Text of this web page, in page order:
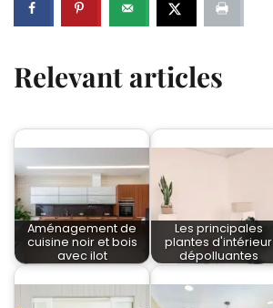
Relevant articles
Aménagement de
cuisine noir et bois
avec ilot
Les principales
plantes d'intérieur
dépolluantes